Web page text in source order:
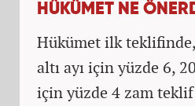
HÜKÜMET NE
Hükümet ilk
altı ayı için yüzde 6,
için yüzde 4 zam